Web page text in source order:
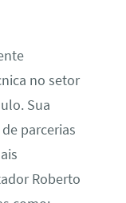
no setor
Sua
parcerias
Roberto